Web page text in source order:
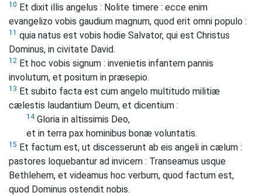
10 Et dixit illis angelus : Nolite timere : ecce enim
evangelizo vobis gaudium magnum, quod erit omni populo :
11 quia natus est vobis hodie Salvator, qui est Christus
Dominus, in civitate David.
12 Et hoc vobis signum : invenietis infantem pannis
involutum, et positum in præsepio.
13 Et subito facta est cum angelo multitudo militiæ
cælestis laudantium Deum, et dicentium :
14Gloria in altissimis Deo,
et in terra pax hominibus bonæ voluntatis.
15 Et factum est, ut discesserunt ab eis angeli in cælum :
pastores loquebantur ad invicem : Transeamus usque
Bethlehem, et videamus hoc verbum, quod factum est,
quod Dominus ostendit nobis.